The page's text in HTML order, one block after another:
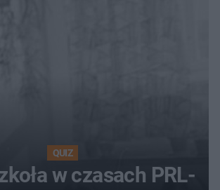
QUIZ
w czasach PRL-